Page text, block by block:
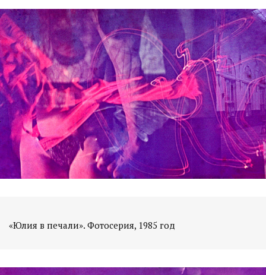
«Юлия в печали». Фотосерия, 1985 год